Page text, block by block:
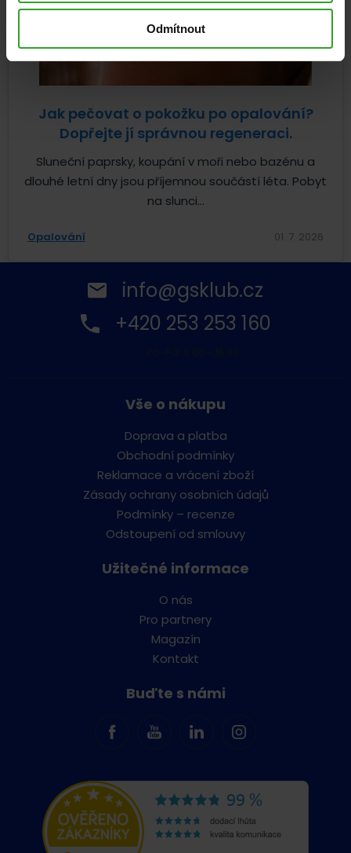
Odmítnout
Jak pečovat o pokožku po opalování?
Dopřejte jí správnou regeneraci.
Sluneční paprsky, koupání v moři nebo bazénu a
dlouhé letní dny jsou příjemnou součástí léta. Pobyt
na slunci...
Opalování 01. 7. 2026
info@gsklub.cz
+420 253 253 160
Vše o nákupu
Doprava a platba
Obchodní podmínky
Reklamace a vrácení zboží
Zásady ochrany osobních údajů
Podmínky – recenze
Odstoupení od smlouvy
Užitečné informace
O nás
Pro partnery
Magazín
Kontakt
Buďte s námi